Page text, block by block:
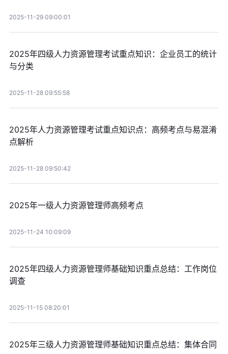
2025-11-29 09:00:01
2025年四级人力资源管理考试重点知识：企业员工的统计
与分类
2025-11-28 09:55:58
2025年人力资源管理考试重点知识点：高频考点与易混淆
点解析
2025-11-28 09:50:42
2025年一级人力资源管理师高频考点
2025-11-24 10:09:09
2025年四级人力资源管理师基础知识重点总结：工作岗位
调查
2025-11-15 08:20:01
2025年三级人力资源管理师基础知识重点总结：集体合同